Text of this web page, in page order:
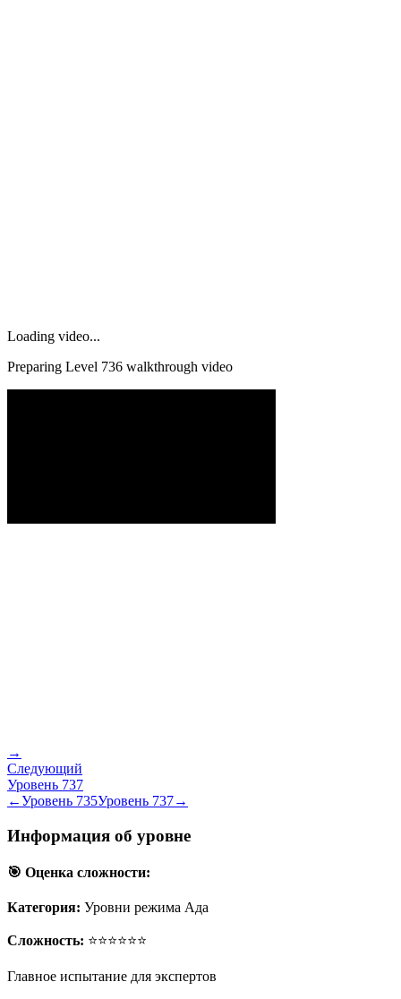
Loading video...
Preparing Level 736 walkthrough video
→
Следующий
Уровень 737
←Уровень 735Уровень 737→
Информация об уровне
🎯 Оценка сложности:
Категория: Уровни режима Ада
Сложность: ⭐⭐⭐⭐⭐⭐
Главное испытание для экспертов